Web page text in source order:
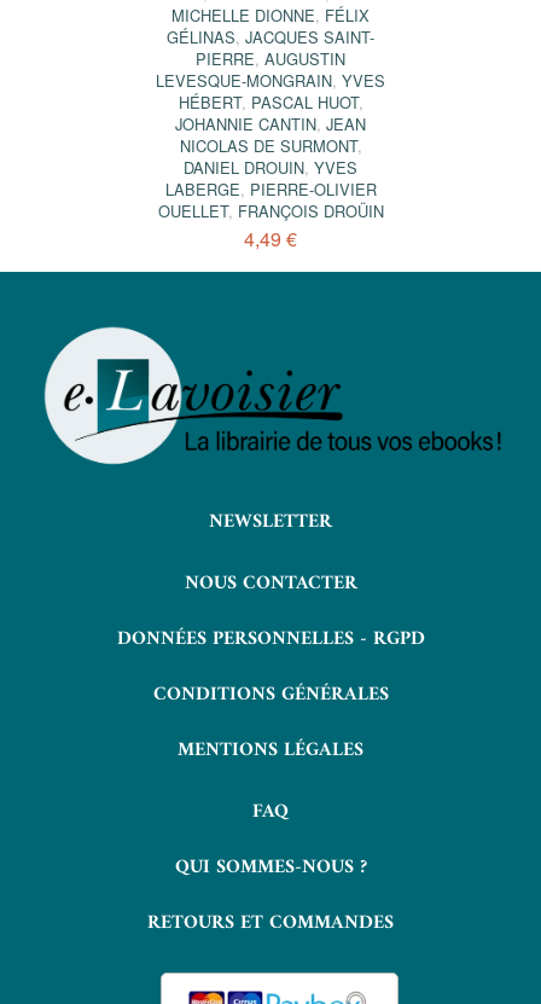
MICHELLE DIONNE, FÉLIX
GÉLINAS, JACQUES SAINT-
PIERRE, AUGUSTIN
LEVESQUE-MONGRAIN, YVES
HÉBERT, PASCAL HUOT,
JOHANNIE CANTIN, JEAN
NICOLAS DE SURMONT,
DANIEL DROUIN, YVES
LABERGE, PIERRE-OLIVIER
OUELLET, FRANÇOIS DROÜIN
4,49 €
NEWSLETTER
NOUS CONTACTER
DONNÉES PERSONNELLES - RGPD
CONDITIONS GÉNÉRALES
MENTIONS LÉGALES
FAQ
QUI SOMMES-NOUS ?
RETOURS ET COMMANDES